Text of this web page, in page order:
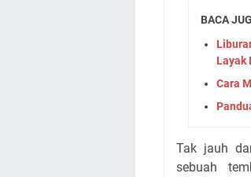
BACA
Layak
Cara
Tak jauh
sebuah